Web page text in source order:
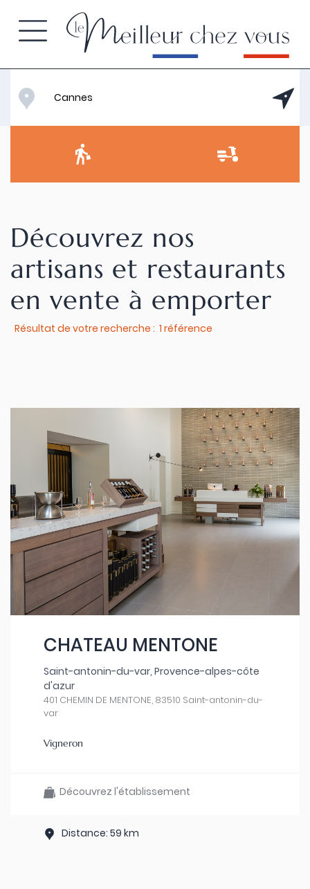
Découvrez nos
artisans et restaurants
en vente à emporter
Résultat de votre recherche : 1 référence
CHATEAU MENTONE
Saint-antonin-du-var, Provence-alpes-côte
d'azur
401 CHEMIN DE MENTONE, 83510 Saint-antonin-du-
var
Vigneron
Découvrez l'établissement
Distance: 59 km